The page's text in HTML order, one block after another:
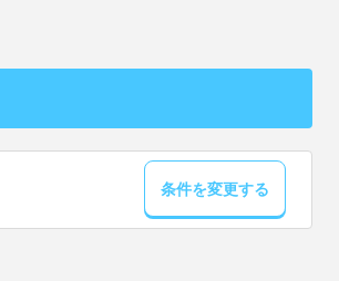
条件を変更する